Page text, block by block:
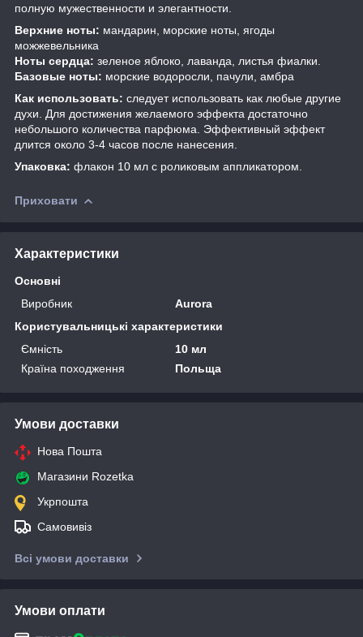
полную мужественности и элегантности.
Верхние ноты: мандарин, морские ноты, ягоды
можжевельника
Ноты сердца: зеленое яблоко, лаванда, листья фиалки.
Базовые ноты: морские водоросли, пачули, амбра
Как использовать: следует использовать как любые другие
духи. Для достижения желаемого эффекта достаточно
небольшого количества парфюма. Эффективный эффект
длится около 3-4 часов после нанесения.
Упаковка: флакон 10 мл с роликовым аппликатором.
Приховати
Характеристики
Основні
Виробник
Aurora
Користувальницькі характеристики
Ємність
10 мл
Країна походження
Польща
Умови доставки
Нова Пошта
Магазини Rozetka
Укрпошта
Самовивіз
Всі умови доставки
Умови оплати